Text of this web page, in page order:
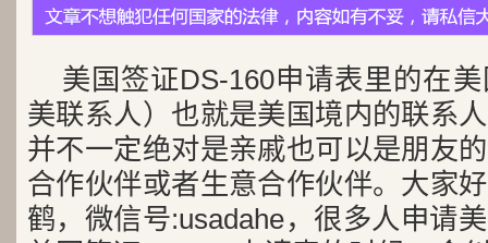
美国签证DS-160申请表里的在
美联系人）也就是美国境内的联系
并不一定绝对是亲戚也可以是朋友
合作伙伴或者生意合作伙伴。大家
鹤，微信号:usadahe，很多人申请